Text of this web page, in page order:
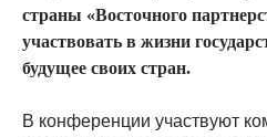
страны «Восточного
участвовать в жизни
будущее своих стран.
В конференции участвуют